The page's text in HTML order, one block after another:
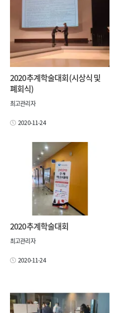
2020추계학술대회(시상식 및
폐회식)
최고관리자
2020-11-24
2020추계학술대회
최고관리자
2020-11-24